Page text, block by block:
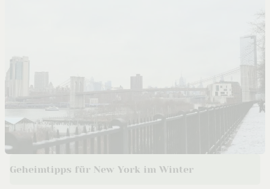
Geheimtipps für New York im Winter